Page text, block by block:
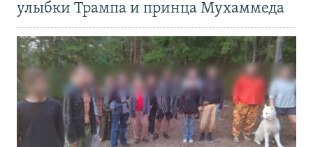
улыбки Трампа и принца Мухаммеда